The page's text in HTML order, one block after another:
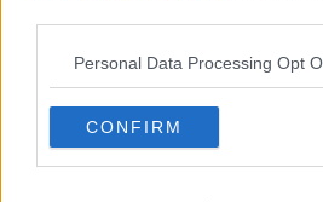
Personal Data Processing Opt
CONFIRM
Geotermia, la Regione
I sindaci geotermici
Nuovo picco Covid a